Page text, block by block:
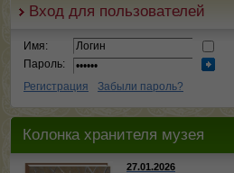
Вход для пользователей
Имя:
Пароль:
Регистрация
Забыли пароль?
Колонка хранителя музея
27.01.2026